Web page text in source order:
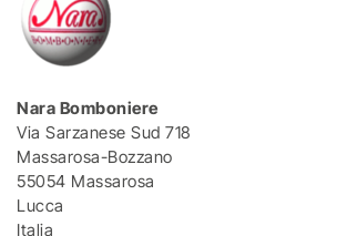
Nara Bomboniere
Via Sarzanese Sud 718
Massarosa-Bozzano
55054 Massarosa
Lucca
Italia